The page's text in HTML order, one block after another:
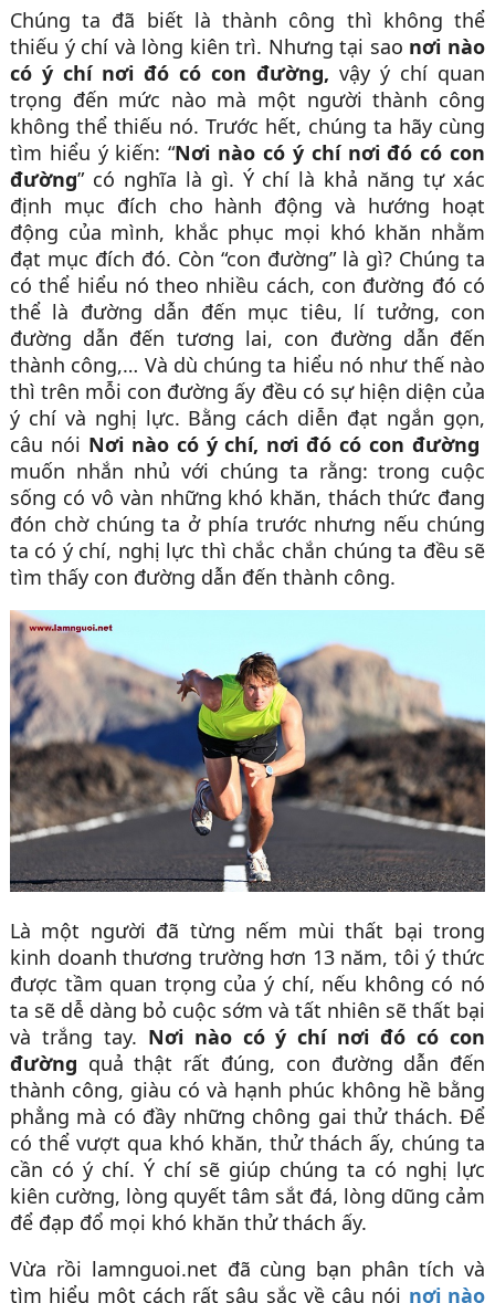
Chúng ta đã biết là thành công thì không thể
thiếu ý chí và lòng kiên trì. Nhưng tại sao nơi nào
có ý chí nơi đó có con đường,vậy ý chí quan
trọng đến mức nào mà một người thành công
không thể thiếu nó. Trước hết, chúng ta hãy cùng
tìm hiểu ý kiến: “Nơi nào có ý chí nơi đó có con
đường” có nghĩa là gì. Ý chí là khả năng tự xác
định mục đích cho hành động và hướng hoạt
động của mình, khắc phục mọi khó khăn nhằm
đạt mục đích đó. Còn “con đường” là gì? Chúng ta
có thể hiểu nó theo nhiều cách, con đường đó có
thể là đường dẫn đến mục tiêu, lí tưởng, con
đường dẫn đến tương lai, con đường dẫn đến
thành công,… Và dù chúng ta hiểu nó như thế nào
thì trên mỗi con đường ấy đều có sự hiện diện của
ý chí và nghị lực. Bằng cách diễn đạt ngắn gọn,
câu nói Nơi nào có ý chí, nơi đó có con đường
muốn nhắn nhủ với chúng ta rằng: trong cuộc
sống có vô vàn những khó khăn, thách thức đang
đón chờ chúng ta ở phía trước nhưng nếu chúng
ta có ý chí, nghị lực thì chắc chắn chúng ta đều sẽ
tìm thấy con đường dẫn đến thành công.
Là một người đã từng nếm mùi thất bại trong
kinh doanh thương trường hơn 13 năm, tôi ý thức
được tầm quan trọng của ý chí, nếu không có nó
ta sẽ dễ dàng bỏ cuộc sớm và tất nhiên sẽ thất bại
và trắng tay. Nơi nào có ý chí nơi đó có con
đường quả thật rất đúng, con đường dẫn đến
thành công, giàu có và hạnh phúc không hề bằng
phẳng mà có đầy những chông gai thử thách. Để
có thể vượt qua khó khăn, thử thách ấy, chúng ta
cần có ý chí. Ý chí sẽ giúp chúng ta có nghị lực
kiên cường, lòng quyết tâm sắt đá, lòng dũng cảm
để đạp đổ mọi khó khăn thử thách ấy.
Vừa rồi lamnguoi.net đã cùng bạn phân tích và
tìm hiểu một cách rất sâu sắc về câu nói nơi nào